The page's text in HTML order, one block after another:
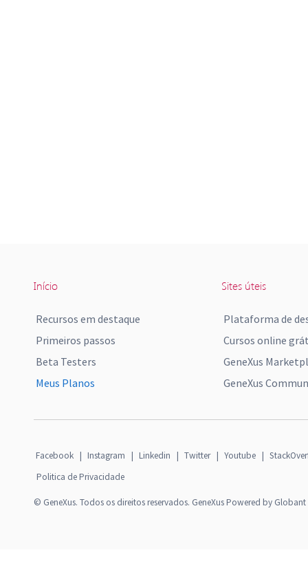
Início
Recursos em destaque
Primeiros passos
Beta Testers
Meus Planos
Sites úteis
Plataforma de
Cursos online
GeneXus
GeneXus
Facebook | Instagram | Linkedin | Twitter | Youtube |
Politica de Privacidade
© GeneXus. Todos os direitos reservados. GeneXus Powered by Globant